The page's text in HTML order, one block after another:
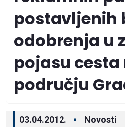
postavljenih
odobrenja u
pojasu cesta
području
03.04.2012. Novosti